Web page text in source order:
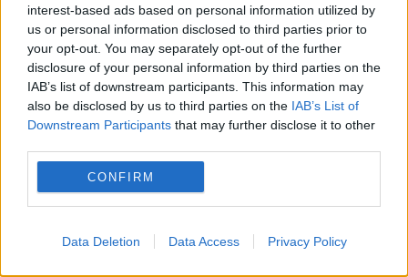
interest-based ads based on personal information utilized by
us or personal information disclosed to third parties prior to
your opt-out. You may separately opt-out of the further
disclosure of your personal information by third parties on the
IAB’s list of downstream participants. This information may
also be disclosed by us to third parties on the IAB’s List of
Downstream Participants that may further disclose it to other
CONFIRM
Data Deletion Data Access Privacy Policy
INTERNATIONAL
Un gest făcut la Auschwitz i-a schimbat
complet soarta. Bărbatul a fost deportat și nu